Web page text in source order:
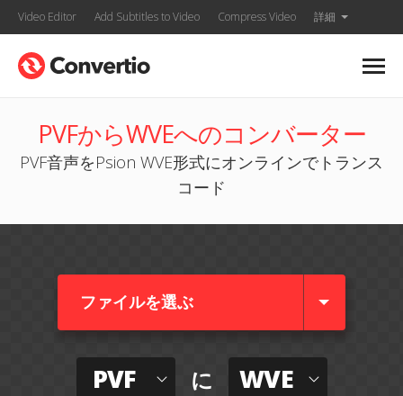
Video Editor Add Subtitles to Video Compress Video 詳細
PVFからWVEへのコンバーター
PVF音声をPsion WVE形式にオンラインでトランス
コード
ファイルを選ぶ
PVF に WVE